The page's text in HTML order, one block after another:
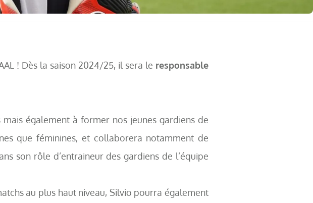
! Dès la saison 2024/25, il sera le responsable
également à former nos jeunes gardiens de
que féminines, et collaborera notamment de
son rôle d’entraineur des gardiens de l’équipe
au plus haut niveau, Silvio pourra également